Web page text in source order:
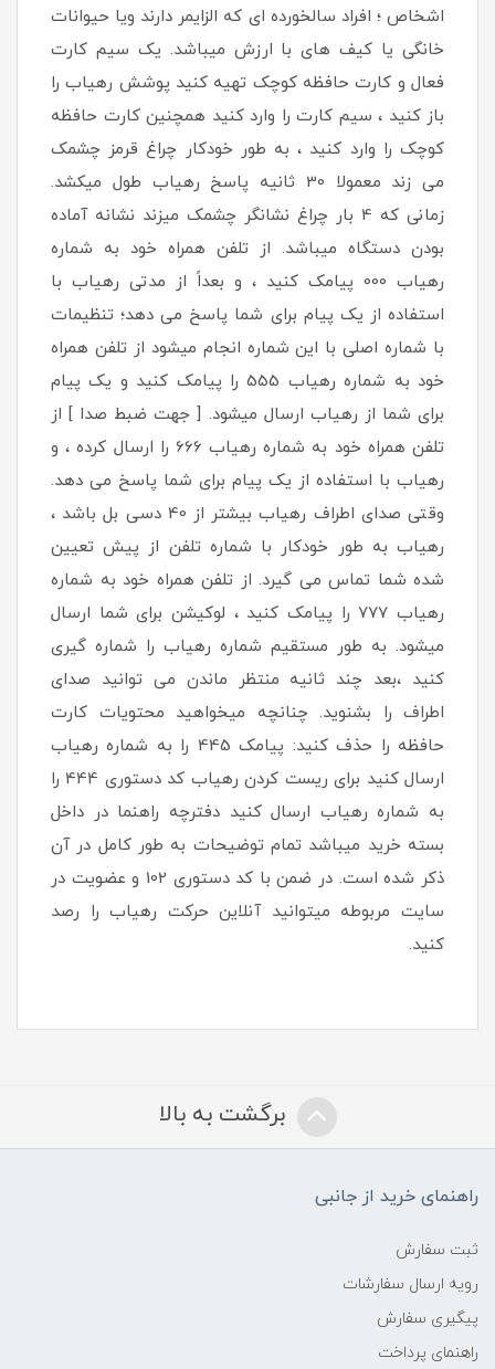
اشخاص ؛ افراد سالخورده ای که الزایمر دارند ویا حیوانات
خانگی یا کیف های با ارزش میباشد. یک سیم کارت
فعال و کارت حافظه کوچک تهیه کنید پوشش رهیاب را
باز کنید ، سیم کارت را وارد کنید همچنین کارت حافظه
کوچک را وارد کنید ، به طور خودکار چراغ قرمز چشمک
می زند معمولا 30 ثانیه پاسخ رهیاب طول میکشد.
زمانی که 4 بار چراغ نشانگر چشمک میزند نشانه آماده
بودن دستگاه میباشد. از تلفن همراه خود به شماره
رهیاب 000 پیامک کنید ، و بعداً از مدتی رهیاب با
استفاده از یک پیام برای شما پاسخ می دهد؛ تنظیمات
با شماره اصلی با این شماره انجام میشود از تلفن همراه
خود به شماره رهیاب 555 را پیامک کنید و یک پیام
برای شما از رهیاب ارسال میشود. [ جهت ضبط صدا ] از
تلفن همراه خود به شماره رهیاب 666 را ارسال کرده ، و
رهیاب با استفاده از یک پیام برای شما پاسخ می دهد.
وقتی صدای اطراف رهیاب بیشتر از 40 دسی بل باشد ،
رهیاب به طور خودکار با شماره تلفن از پیش تعیین
شده شما تماس می گیرد. از تلفن همراه خود به شماره
رهیاب 777 را پیامک کنید ، لوکیشن برای شما ارسال
میشود. به طور مستقیم شماره رهیاب را شماره گیری
کنید ،بعد چند ثانیه منتظر ماندن می توانید صدای
اطراف را بشنوید. چنانچه میخواهید محتویات کارت
حافظه را حذف کنید: پیامک 445 را به شماره رهیاب
ارسال کنید برای ریست کردن رهیاب کد دستوری 444 را
به شماره رهیاب ارسال کنید دفترچه راهنما در داخل
بسته خرید میباشد تمام توضیحات به طور کامل در آن
ذکر شده است. در ضمن با کد دستوری 102 و عضویت در
سایت مربوطه میتوانید آنلاین حرکت رهیاب را رصد
کنید.
برگشت به بالا
راهنمای خرید از جانبی
ثبت سفارش
رویه ارسال سفارشات
پیگیری سفارش
راهنمای پرداخت